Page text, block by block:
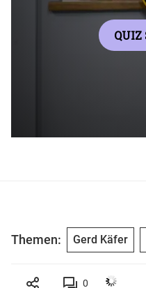
Themen: Gerd Käfer
0